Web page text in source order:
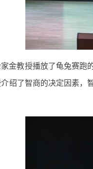
金教授播放了龟兔赛跑
绍了智商的决定因素，